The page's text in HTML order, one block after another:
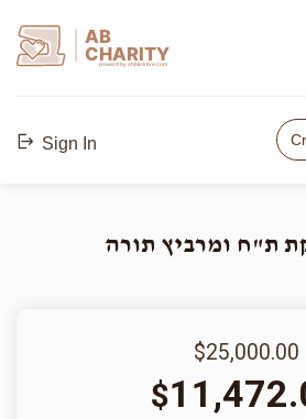
AB
CHARITY
powerd by ahblicklive.com
Sign In
ת"ח ומרביץ תורה
$25,000.00
$